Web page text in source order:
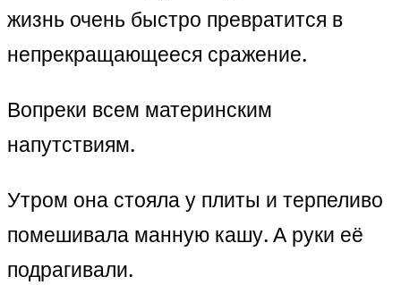
жизнь очень быстро превратится в
непрекращающееся сражение.
Вопреки всем материнским
напутствиям.
Утром она стояла у плиты и терпеливо
помешивала манную кашу. А руки её
подрагивали.